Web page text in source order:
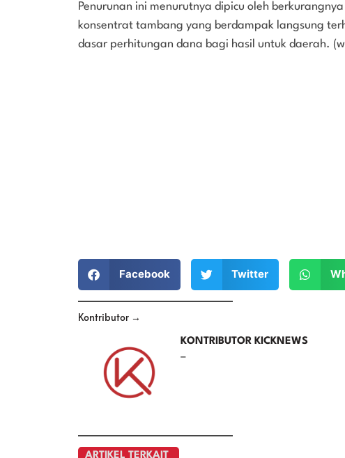
Penurunan ini menurutnya dipicu oleh
konsentrat tambang yang berdampak langsung
dasar perhitungan dana bagi hasil untuk daerah.
Facebook Twitter
Kontributor →
KONTRIBUTOR KICKNEWS
–
ARTIKEL TERKAIT